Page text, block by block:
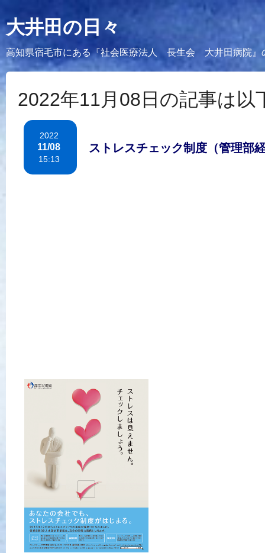
大井田の日々
高知県宿毛市にある『社会医療法人 長生会 大井田病院』
2022年11月08日の記事は以
ストレスチェック制度（管理部
2022
11/08
15:13